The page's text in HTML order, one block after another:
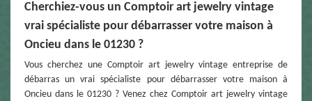
Cherchiez-vous un Comptoir art jewelry vintage
vrai spécialiste pour débarrasser votre maison à
Oncieu dans le 01230 ?
Vous cherchez une Comptoir art jewelry vintage entreprise de
débarras un vrai spécialiste pour débarrasser votre maison à
Oncieu dans le 01230 ? Venez chez Comptoir art jewelry vintage